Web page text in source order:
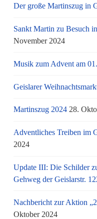
Der große Martinszug in
Sankt Martin zu Besuch
November 2024
Musik zum Advent am
Geislarer
Martinszug 2024 28.
Adventliches Treiben im
2024
Update III: Die Schilder
Gehweg der Geislarstr.
Nachbericht zur Aktion
Oktober 2024